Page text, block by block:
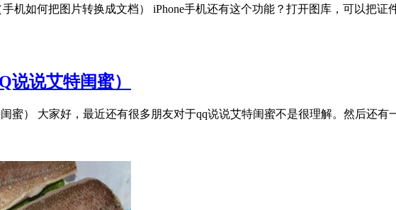
机如何把图片转换成文档） iPhone手机还有这个功能？打开图库，可以把
说说艾特闺蜜）
蜜） 大家好，最近还有很多朋友对于qq说说艾特闺蜜不是很理解。然后还